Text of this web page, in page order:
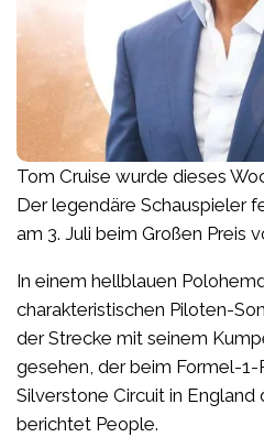
Tom Cruise wurde dieses
Der legendäre Schauspieler
am 3. Juli beim Großen Preis
In einem hellblauen
charakteristischen Piloten-
der Strecke mit seinem
gesehen, der beim Formel-1-
Silverstone Circuit in
berichtet People.